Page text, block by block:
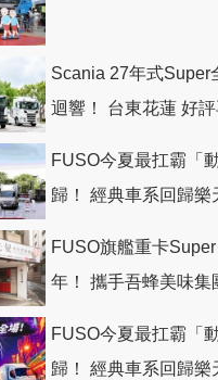
Scania 27年式Super
迴響！ 台東花蓮 好
FUSO今夏最扛霸「
歸！ 經典車系回歸樂
FUSO旗艦重卡
年！ 攜手吾蜂美味集
FUSO今夏最扛霸「
歸！ 經典車系回歸樂